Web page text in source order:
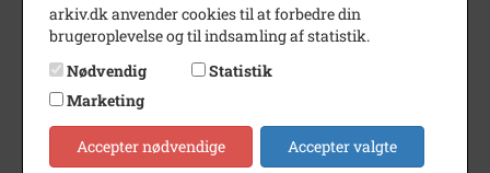
Fotograf
Kurt Pedersen
Størrelse
9x12
Se på kort
Type
Sogn (1000-2050)
Enhed
Finderup Sogn (Kalundborg
arkiv.dk anvender cookies til at forbedre din
brugeroplevelse og til indsamling af statistik.
Nødvendig
Statistik
Marketing
Accepter nødvendige Accepter valgte